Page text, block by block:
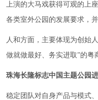
上演的大马戏获得可观的上
各类室外公园的发展要求，
人和方面，主要体现为创始
做就做最好、务实进取”的粤
珠海长隆标志中国主题公园
稳定团队对自身产品与模式